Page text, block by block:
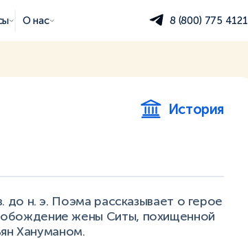
О нас 8 (800) 775 4121
История
до н. э. Поэма рассказывает о герое
жены Ситы, похищенной
Хануманом.